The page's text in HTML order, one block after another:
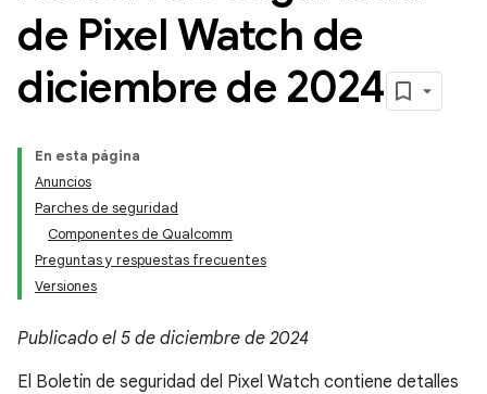
de Pixel Watch de
diciembre de 2024
En esta página
Anuncios
Parches de seguridad
Componentes de Qualcomm
Preguntas y respuestas frecuentes
Versiones
Publicado el 5 de diciembre de 2024
El Boletín de seguridad del Pixel Watch contiene detalles